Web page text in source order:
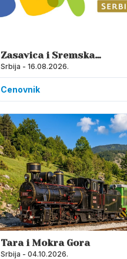
Zasavica i Sremska
Mitrovica
Srbija - 16.08.2026.
Cenovnik
Tara i Mokra Gora
Srbija - 04.10.2026.